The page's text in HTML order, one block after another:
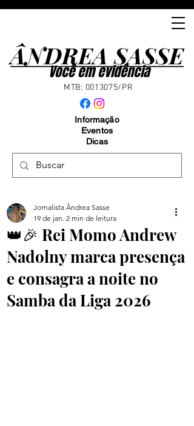
ÂNDREA SASSE
ÂNDREA SASSE
Você em evidência
MTB: 0013075/PR
Informação
Eventos
Dicas
👑🎉 Rei Momo Andrew
Nadolny marca presença
e consagra a noite no
Samba da Liga 2026
Jornalista Ândrea Sasse
19 de jan. 2 min de leitura